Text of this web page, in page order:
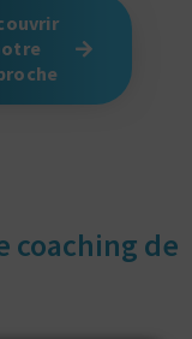
coaching de